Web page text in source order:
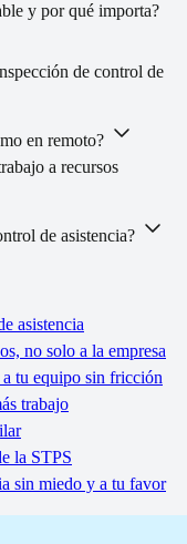
y por qué importa?
de control de
en remoto?
a recursos
de asistencia?
asistencia
no solo a la empresa
tu equipo sin fricción
trabajo
la STPS
sin miedo y a tu favor